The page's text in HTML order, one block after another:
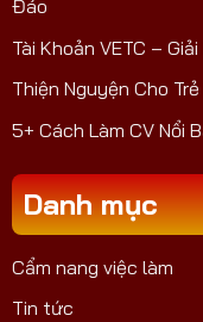
Đáo
Tài Khoản VETC –
Thiện Nguyện Cho
5+ Cách Làm CV Nổi
Danh mục
Cẩm nang việc làm
Tin tức